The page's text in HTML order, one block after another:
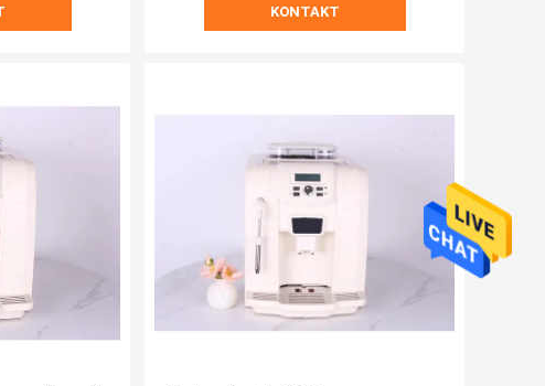
KONTAKT